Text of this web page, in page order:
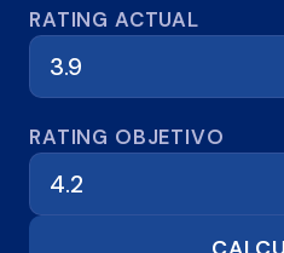
RATING ACTUAL
RATING OBJETIVO